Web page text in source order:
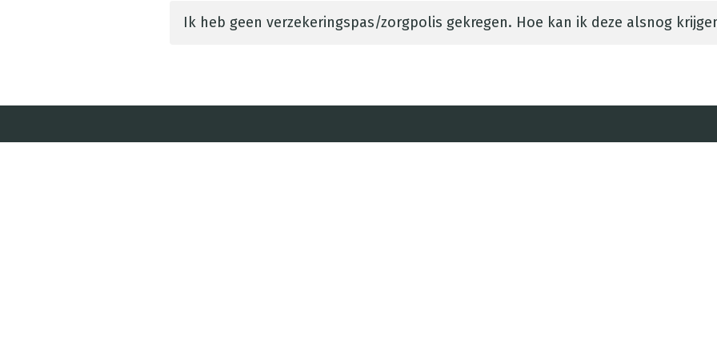
Ik heb geen verzekeringspas/zorgpolis gekregen. Hoe kan ik deze alsnog